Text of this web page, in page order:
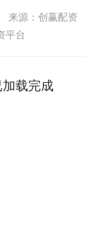
来源：创赢配资
平台
载完成